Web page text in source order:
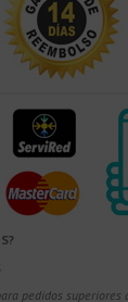
pedidos superiores